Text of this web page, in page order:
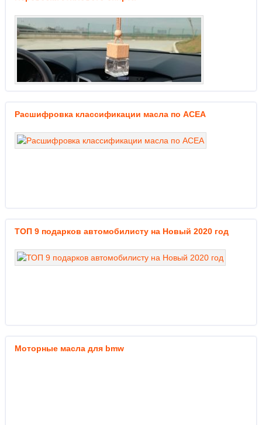
Расшифровка классификации масла по ACEA
ТОП 9 подарков автомобилисту на Новый 2020 год
Моторные масла для bmw